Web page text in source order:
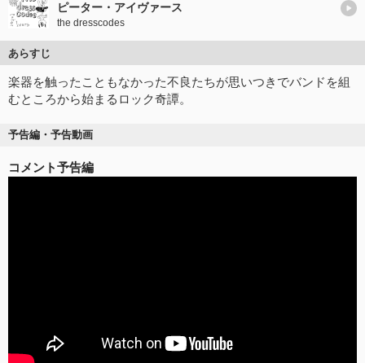
ピーター・アイヴァース
the dresscodes
あらすじ
楽器を触ったこともなかった不良たちが思いつきでバンドを組
むところから始まるロック奇譚。
予告編・予告動画
コメント予告編